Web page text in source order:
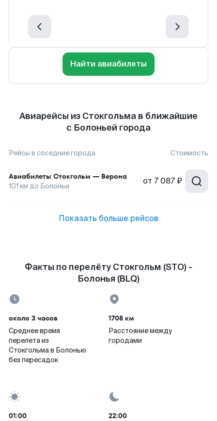
Найти авиабилеты
Авиарейсы из Стокгольма в ближайшие
с Болоньей города
Рейсы в соседние города Стоимость
Авиабилеты Стокгольм — Верона
101 км до Болоньи от 7 087 ₽
Показать больше рейсов
Факты по перелёту Стокгольм (STO) -
Болонья (BLQ)
около 3 часов
Среднее время
перелета из
Стокгольма в Болонью
без пересадок
1708 км
Расстояние между
городами
01:00 22:00